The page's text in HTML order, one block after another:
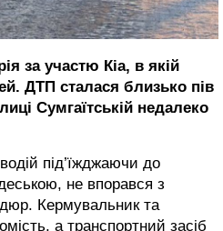
за участю Кіа, в якій
ДТП сталася близько пів
Сумгаїтській недалеко
під’їжджаючи до
не впорався з
Кермувальник та
а транспортний засіб